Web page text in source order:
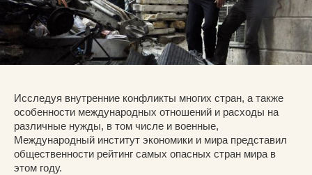
Исследуя внутренние конфликты многих стран, а также
особенности международных отношений и расходы на
различные нужды, в том числе и военные,
Международный институт экономики и мира представил
общественности рейтинг самых опасных стран мира в
этом году.